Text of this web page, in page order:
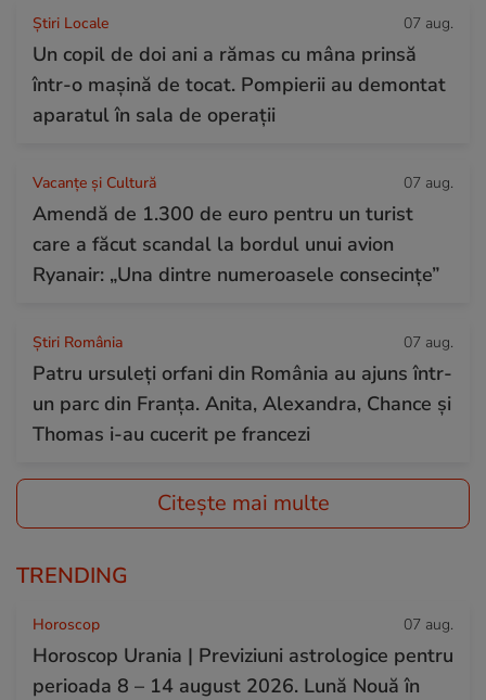
Știri Locale 07 aug.
Un copil de doi ani a rămas cu mâna prinsă
într-o mașină de tocat. Pompierii au demontat
aparatul în sala de operații
Vacanțe și Cultură 07 aug.
Amendă de 1.300 de euro pentru un turist
care a făcut scandal la bordul unui avion
Ryanair: „Una dintre numeroasele consecințe”
Știri România 07 aug.
Patru ursuleți orfani din România au ajuns într-
un parc din Franța. Anita, Alexandra, Chance și
Thomas i-au cucerit pe francezi
Citește mai multe
TRENDING
Horoscop 07 aug.
Horoscop Urania | Previziuni astrologice pentru
perioada 8 – 14 august 2026. Lună Nouă în